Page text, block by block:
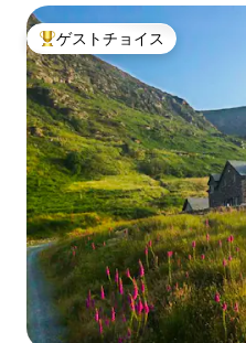
大好評のゲストチョイスです。
ゲストチョイス